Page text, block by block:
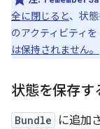
全に閉じると、状
のアクティビティ
は保持されません。
状態を保存す
Bundle
に追加